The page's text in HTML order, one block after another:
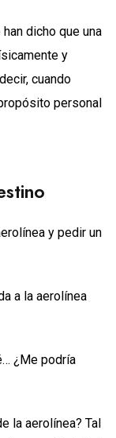
dicho que una
y
cuando
personal
y pedir un
a la aerolínea
¿Me podría
la aerolínea? Tal